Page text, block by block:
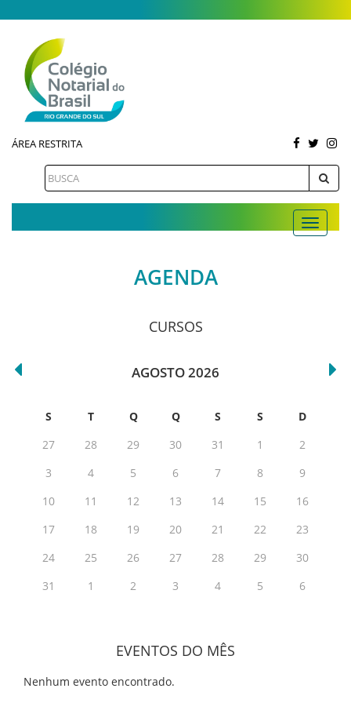
ÁREA RESTRITA
AGENDA
CURSOS
AGOSTO 2026
S T Q Q S S
D
27
28 29 30 31 1
2
3
4 5 6 7 8
9
10
11 12 13 14 15
16
17
18 19 20 21 22
23
24
25 26 27 28 29
30
31
1 2 3 4 5 6
EVENTOS DO MÊS
Nenhum evento encontrado.